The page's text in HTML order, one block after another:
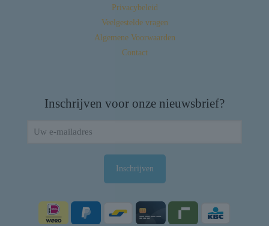
Privacybeleid
Veelgestelde vragen
Algemene Voorwaarden
Contact
Inschrijven voor onze nieuwsbrief?